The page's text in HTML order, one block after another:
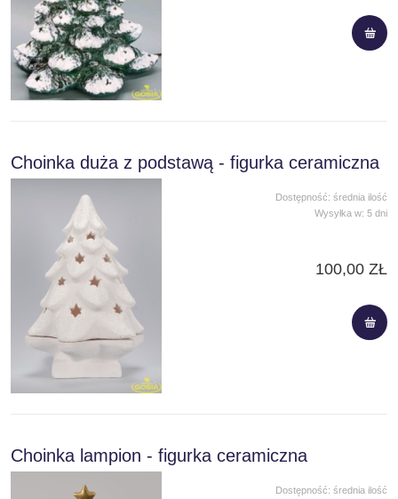
Choinka duża z podstawą - figurka ceramiczna
Dostępność: średnia ilość
Wysyłka w: 5 dni
100,00 ZŁ
Choinka lampion - figurka ceramiczna
Dostępność: średnia ilość